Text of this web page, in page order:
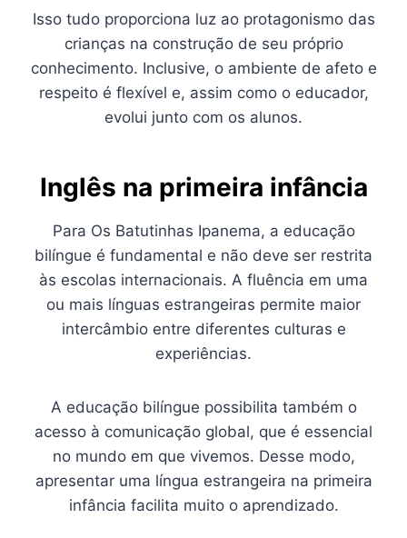
Isso tudo proporciona luz ao protagonismo das
crianças na construção de seu próprio
conhecimento. Inclusive, o ambiente de afeto e
respeito é flexível e, assim como o educador,
evolui junto com os alunos.
Inglês na primeira infância
Para Os Batutinhas Ipanema, a educação
bilíngue é fundamental e não deve ser restrita
às escolas internacionais. A fluência em uma
ou mais línguas estrangeiras permite maior
intercâmbio entre diferentes culturas e
experiências.
A educação bilíngue possibilita também o
acesso à comunicação global, que é essencial
no mundo em que vivemos. Desse modo,
apresentar uma língua estrangeira na primeira
infância facilita muito o aprendizado.